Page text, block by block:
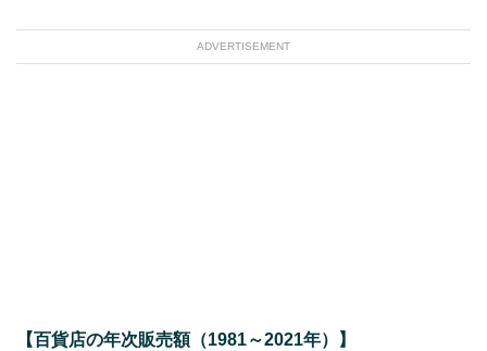
ADVERTISEMENT
【百貨店の年次販売額（1981～2021年）】